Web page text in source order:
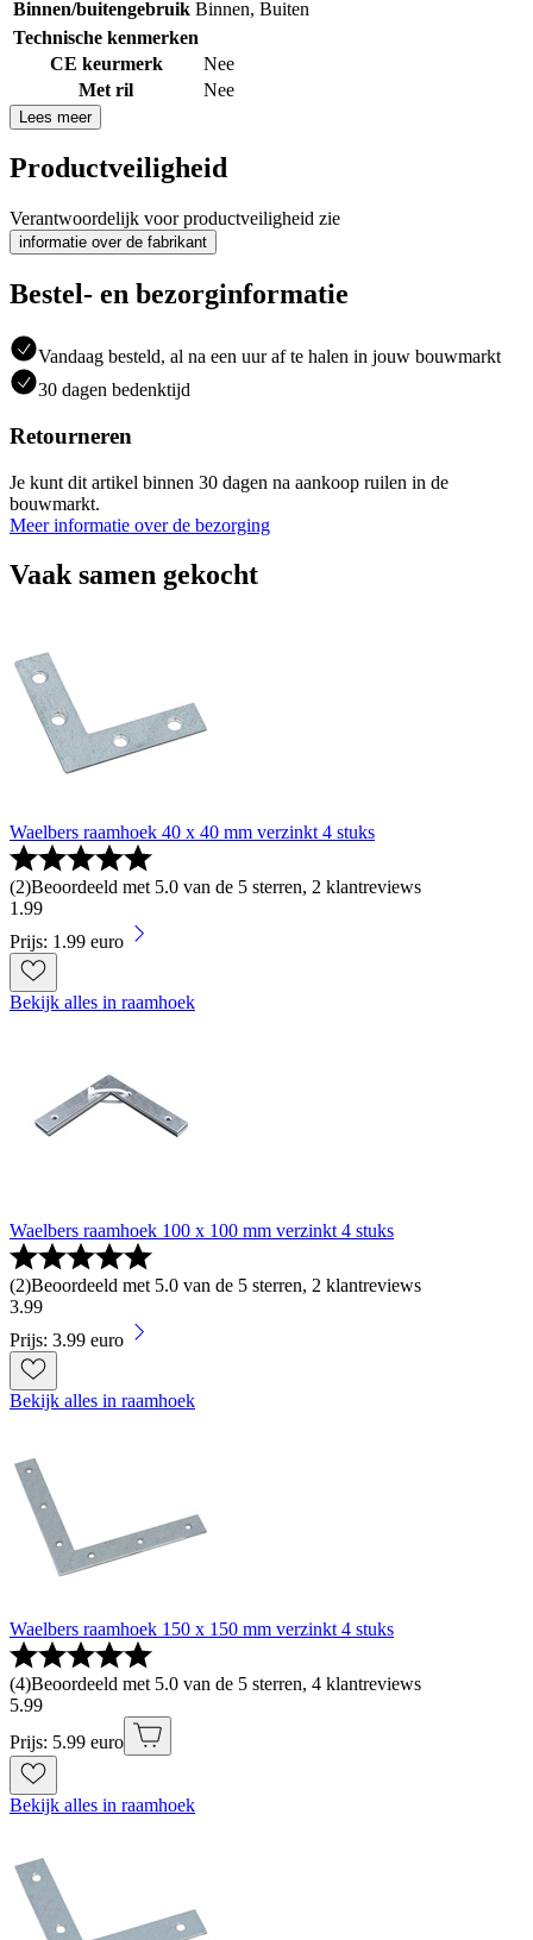
Binnen/buitengebruik Binnen, Buiten
Technische kenmerken
CE keurmerk
Nee
Met ril
Nee
Lees meer
Productveiligheid
Verantwoordelijk voor productveiligheid zie
informatie over de fabrikant
Bestel- en bezorginformatie
Vandaag besteld, al na een uur af te halen in jouw bouwmarkt
30 dagen bedenktijd
Retourneren
Je kunt dit artikel binnen 30 dagen na aankoop ruilen in de
bouwmarkt.
Meer informatie over de bezorging
Vaak samen gekocht
Waelbers raamhoek 40 x 40 mm verzinkt 4 stuks
(2)Beoordeeld met 5.0 van de 5 sterren, 2 klantreviews
1 .99
Prijs: 1.99 euro
Bekijk alles in raamhoek
Waelbers raamhoek 100 x 100 mm verzinkt 4 stuks
(2)Beoordeeld met 5.0 van de 5 sterren, 2 klantreviews
3.99
Prijs: 3.99 euro
Bekijk alles in raamhoek
Waelbers raamhoek 150 x 150 mm verzinkt 4 stuks
(4)Beoordeeld met 5.0 van de 5 sterren, 4 klantreviews
5.99
Prijs: 5.99 euro
Bekijk alles in raamhoek